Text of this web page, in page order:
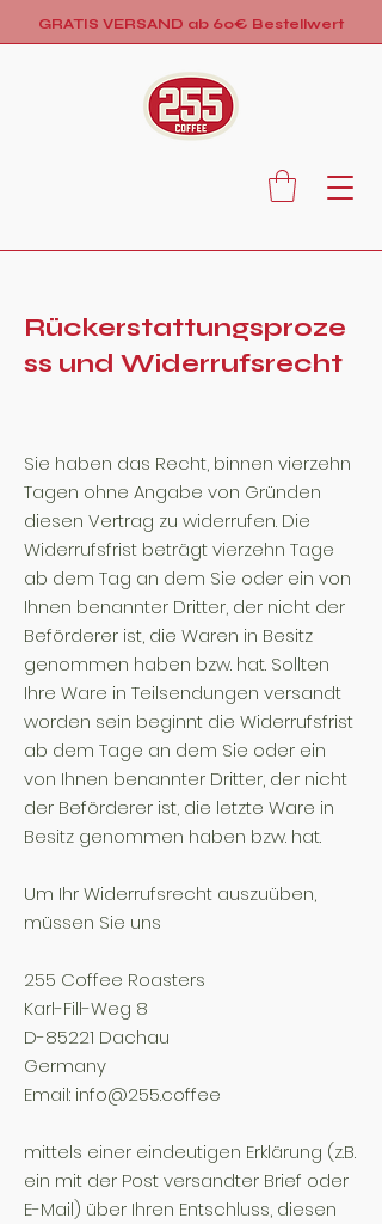
GRATIS VERSAND ab 60€ Bestellwert
Rückerstattungsproze
ss und Widerrufsrecht
Sie haben das Recht, binnen vierzehn
Tagen ohne Angabe von Gründen
diesen Vertrag zu widerrufen. Die
Widerrufsfrist beträgt vierzehn Tage
ab dem Tag an dem Sie oder ein von
Ihnen benannter Dritter, der nicht der
Beförderer ist, die Waren in Besitz
genommen haben bzw. hat. Sollten
Ihre Ware in Teilsendungen versandt
worden sein beginnt die Widerrufsfrist
ab dem Tage an dem Sie oder ein
von Ihnen benannter Dritter, der nicht
der Beförderer ist, die letzte Ware in
Besitz genommen haben bzw. hat.
Um Ihr Widerrufsrecht auszuüben,
müssen Sie uns
255 Coffee Roasters
Karl-Fill-Weg 8
D-85221 Dachau
Germany
Email: info@255.coffee
mittels einer eindeutigen Erklärung (z.B.
ein mit der Post versandter Brief oder
E-Mail) über Ihren Entschluss, diesen